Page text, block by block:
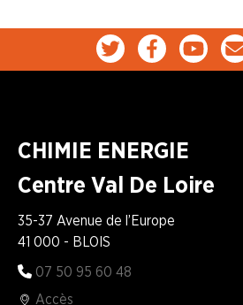
CHIMIE ENERGIE
Centre Val De Loire
35-37 Avenue de l’Europe
41 000 - BLOIS
07 50 95 60 48
Accès